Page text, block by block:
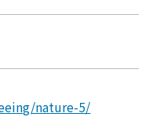
nature-5/